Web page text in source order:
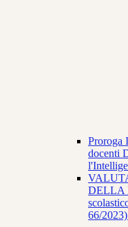
Proroga
docenti
DELLA
66/